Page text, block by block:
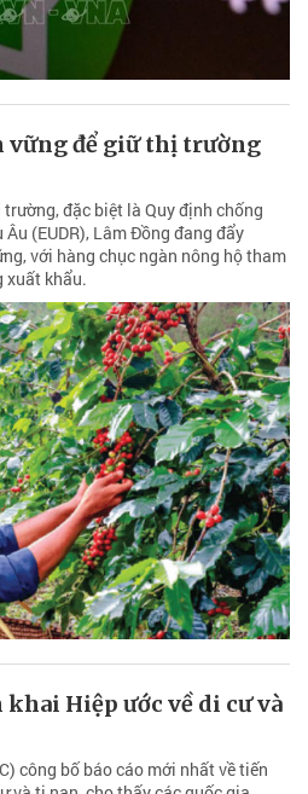
vững để giữ thị trường
đặc biệt là Quy định chống
(EUDR), Lâm Đồng đang đẩy
với hàng chục ngàn nông hộ tham
xuất khẩu.
Hiệp ước về di cư và
công bố báo cáo mới nhất về tiến